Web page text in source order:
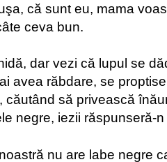
că sunt eu, mama
ceva bun.
dar vezi că lupul se
avea răbdare, se
căutând să privească
negre, iezii răspunseră-n
nu are labe negre